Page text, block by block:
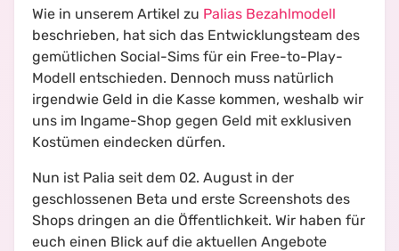
Wie in unserem Artikel zu Palias Bezahlmodell
beschrieben, hat sich das Entwicklungsteam des
gemütlichen Social-Sims für ein Free-to-Play-
Modell entschieden. Dennoch muss natürlich
irgendwie Geld in die Kasse kommen, weshalb wir
uns im Ingame-Shop gegen Geld mit exklusiven
Kostümen eindecken dürfen.
Nun ist Palia seit dem 02. August in der
geschlossenen Beta und erste Screenshots des
Shops dringen an die Öffentlichkeit. Wir haben für
euch einen Blick auf die aktuellen Angebote